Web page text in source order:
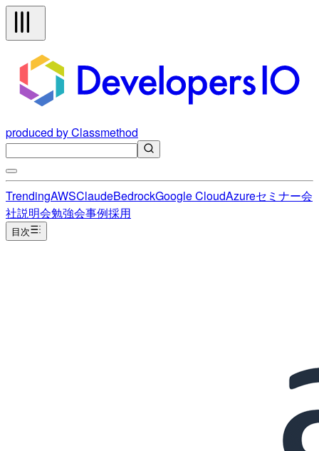
produced by Classmethod
TrendingAWSClaudeBedrockGoogle CloudAzureセミナー会
社説明会勉強会事例採用
目次